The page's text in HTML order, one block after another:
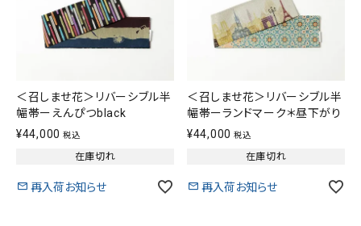
＜召しませ花＞リバーシブル半
幅帯ーえんぴつblack
¥44,000 税込
在庫切れ
再入荷お知らせ
＜召しませ花＞リバーシブル半
幅帯ーランドマーク＊昼下がり
¥44,000 税込
在庫切れ
再入荷お知らせ